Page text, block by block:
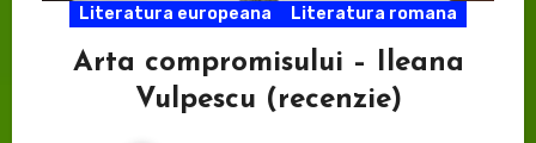
Literatura europeana Literatura romana
Arta compromisului – Ileana
Vulpescu (recenzie)